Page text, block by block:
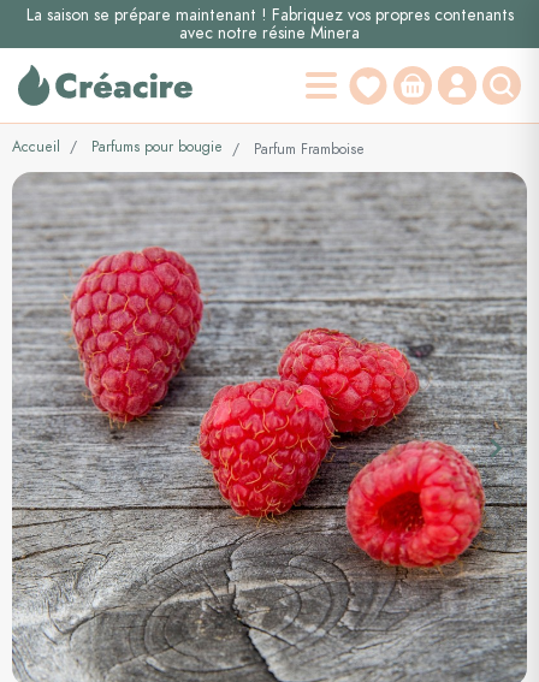
La saison se prépare maintenant ! Fabriquez vos propres contenants
avec notre résine Minera
Accueil Parfums pour bougie Parfum Framboise
Précédent
keyboard_arrow_left keyboard_arrow_right